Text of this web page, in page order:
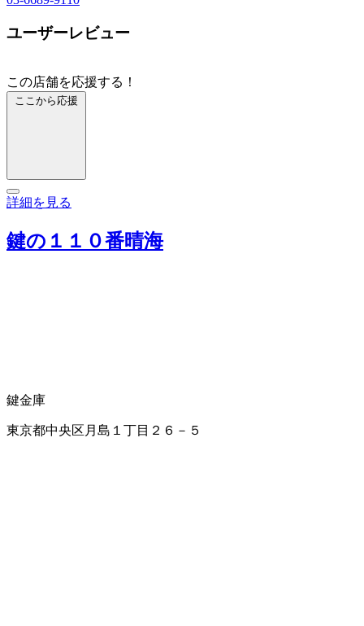
ユーザーレビュー
この店舗を応援する！
ここから応援
詳細を見る
鍵の１１０番晴海
鍵金庫
東京都中央区月島１丁目２６－５